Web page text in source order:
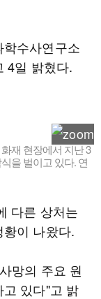
수사연구소
4일 밝혔다.
재 현장에서 지난 3
을 벌이고 있다. 연
다른 상처는
이 나왔다.
망의 주요 원
있다"고 밝